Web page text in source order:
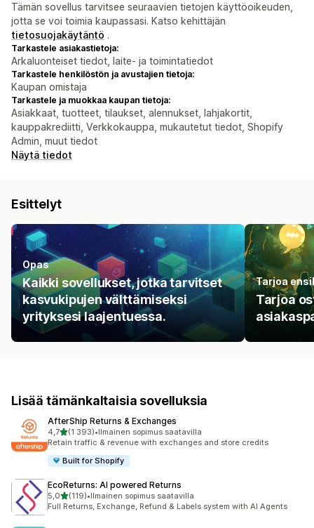
Tämän sovellus tarvitsee seuraavien tietojen käyttöoikeuden,
jotta se voi toimia kaupassasi. Katso kehittäjän
tietosuojakäytäntö .
Tarkastele asiakastietoja:
Arkaluonteiset tiedot, laite- ja toimintatiedot
Tarkastele henkilöstön ja avustajien tietoja:
Kaupan omistaja
Tarkastele ja muokkaa kaupan tietoja:
Asiakkaat, tuotteet, tilaukset, alennukset, lahjakortit,
kauppakrediitti, Verkkokauppa, mukautetut tiedot, Shopify
Admin, muut tiedot
Näytä tiedot
Esittelyt
Opas
Kaikki sovellukset, jotka tarvitset
kasvukipujen välttämiseksi
yrityksesi laajentuessa.
Tarjoa
Tarjoa
Lisää tämänkaltaisia sovelluksia
AfterShip Returns & Exchanges
4,7/ 5 tähteä
(1 393)
1393 arvostelua yhteensä
•Ilmainen sopimus saatavilla
Retain traffic & revenue with exchanges and store credits
Built for Shopify
EcoReturns: AI powered Returns
5,0/ 5 tähteä
(119)
119 arvostelua yhteensä
•Ilmainen sopimus saatavilla
Full Returns, Exchange, Refund & Labels system with AI Agents